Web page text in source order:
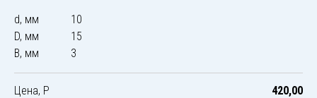
d, мм
10
D, мм
15
B, мм
3
Цена, Р 420,00